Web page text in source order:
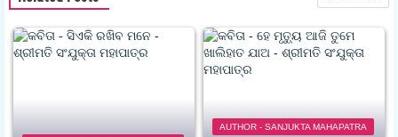
AUTHOR - SANJUKTA MAHAPATRA